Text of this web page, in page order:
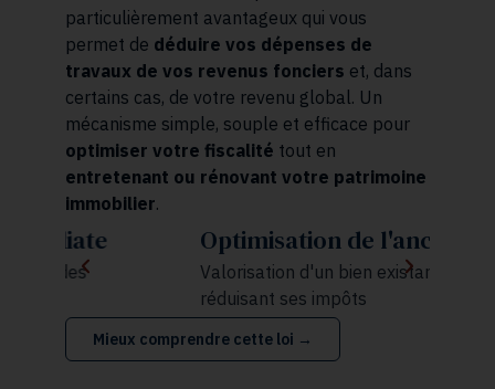
particulièrement avantageux qui vous
permet de déduire vos dépenses de
travaux de vos revenus fonciers et, dans
certains cas, de votre revenu global. Un
mécanisme simple, souple et efficace pour
optimiser votre fiscalité tout en
entretenant ou rénovant votre patrimoine
immobilier.
Optimisation de l'ancien
Valorisation d'un bien existant tout en
réduisant ses impôts
Mieux comprendre cette loi →